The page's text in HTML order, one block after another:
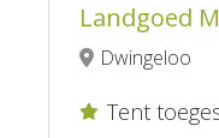
Landgoed
Dwingeloo
 Tent